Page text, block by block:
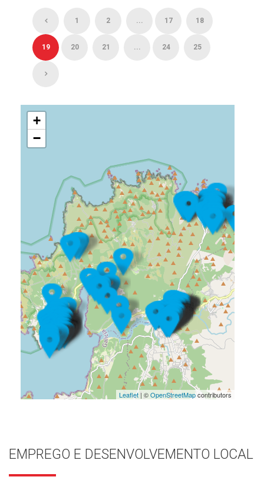
1 2 ... 17 18
19 20 21 ... 24 25
+
−
Leaflet| ©OpenStreetMapcontributors
EMPREGO E DESENVOLVEMENTO LOCAL